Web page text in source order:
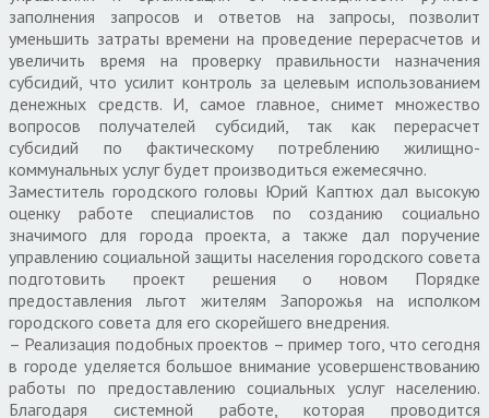
заполнения запросов и ответов на запросы, позволит
уменьшить затраты времени на проведение перерасчетов и
увеличить время на проверку правильности назначения
субсидий, что усилит контроль за целевым использованием
денежных средств. И, самое главное, снимет множество
вопросов получателей субсидий, так как перерасчет
субсидий по фактическому потреблению жилищно-
коммунальных услуг будет производиться ежемесячно.
Заместитель городского головы Юрий Каптюх дал высокую
оценку работе специалистов по созданию социально
значимого для города проекта, а также дал поручение
управлению социальной защиты населения городского совета
подготовить проект решения о новом Порядке
предоставления льгот жителям Запорожья на исполком
городского совета для его скорейшего внедрения.
– Реализация подобных проектов – пример того, что сегодня
в городе уделяется большое внимание усовершенствованию
работы по предоставлению социальных услуг населению.
Благодаря системной работе, которая проводится